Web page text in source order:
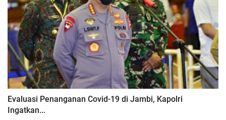
Evaluasi Penanganan Covid-19 di Jambi, Kapolri
Ingatkan...